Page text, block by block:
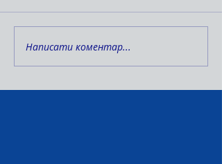
Написати коментар...